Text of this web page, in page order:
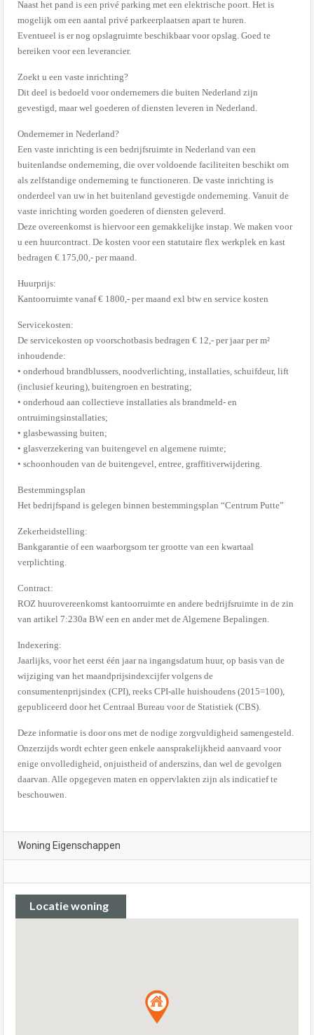
Naast het pand is een privé parking met een elektrische poort. Het is
mogelijk om een aantal privé parkeerplaatsen apart te huren.
Eventueel is er nog opslagruimte beschikbaar voor opslag. Goed te
bereiken voor een leverancier.
Zoekt u een vaste inrichting?
Dit deel is bedoeld voor ondernemers die buiten Nederland zijn
gevestigd, maar wel goederen of diensten leveren in Nederland.
Ondernemer in Nederland?
Een vaste inrichting is een bedrijfsruimte in Nederland van een
buitenlandse onderneming, die over voldoende faciliteiten beschikt om
als zelfstandige onderneming te functioneren. De vaste inrichting is
onderdeel van uw in het buitenland gevestigde onderneming. Vanuit de
vaste inrichting worden goederen of diensten geleverd.
Deze overeenkomst is hiervoor een gemakkelijke instap. We maken voor
u een huurcontract. De kosten voor een statutaire flex werkplek en kast
bedragen € 175,00,- per maand.
Huurprijs:
Kantoorruimte vanaf € 1800,- per maand exl btw en service kosten
Servicekosten:
De servicekosten op voorschotbasis bedragen € 12,- per jaar per m²
inhoudende:
• onderhoud brandblussers, noodverlichting, installaties, schuifdeur, lift
(inclusief keuring), buitengroen en bestrating;
• onderhoud aan collectieve installaties als brandmeld- en
ontruimingsinstallaties;
• glasbewassing buiten;
• glasverzekering van buitengevel en algemene ruimte;
• schoonhouden van de buitengevel, entree, graffitiverwijdering.
Bestemmingsplan
Het bedrijfspand is gelegen binnen bestemmingsplan “Centrum Putte”
Zekerheidstelling:
Bankgarantie of een waarborgsom ter grootte van een kwartaal
verplichting.
Contract:
ROZ huurovereenkomst kantoorruimte en andere bedrijfsruimte in de zin
van artikel 7:230a BW een en ander met de Algemene Bepalingen.
Indexering:
Jaarlijks, voor het eerst één jaar na ingangsdatum huur, op basis van de
wijziging van het maandprijsindexcijfer volgens de
consumentenprijsindex (CPI), reeks CPI-alle huishoudens (2015=100),
gepubliceerd door het Centraal Bureau voor de Statistiek (CBS).
Deze informatie is door ons met de nodige zorgvuldigheid samengesteld.
Onzerzijds wordt echter geen enkele aansprakelijkheid aanvaard voor
enige onvolledigheid, onjuistheid of anderszins, dan wel de gevolgen
daarvan. Alle opgegeven maten en oppervlakten zijn als indicatief te
beschouwen.
Woning Eigenschappen
Locatie woning